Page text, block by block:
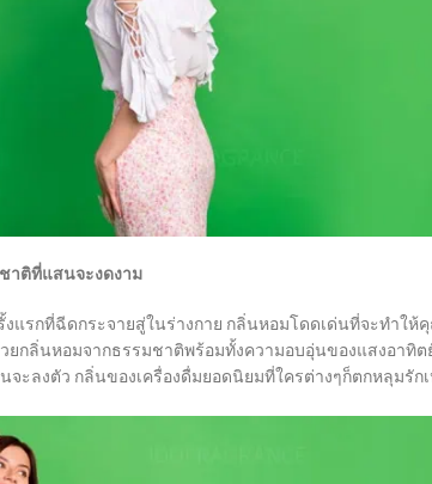
าติที่แสนจะงดงาม
รกที่ฉีดกระจายสู่ในร่างกาย กลิ่นหอมโดดเด่นที่จะทำให้
ยกลิ่นหอมจากธรรมชาติพร้อมทั้งความอบอุ่นของแสงอาทิ
ะลงตัว กลิ่นของเครื่องดื่มยอดนิยมที่ใครต่างๆก็ตกหลุมรั